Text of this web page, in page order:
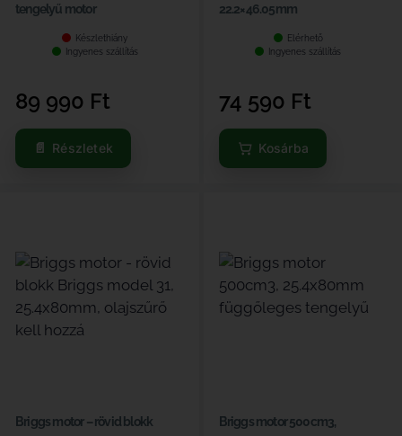
tengelyű motor
Készlethiány
Ingyenes szállítás
89 990 Ft
Részletek
22.2×46.05mm
Elérhető
Ingyenes szállítás
74 590 Ft
Kosárba
Briggs motor – rövid blokk
Briggs motor 500cm3,